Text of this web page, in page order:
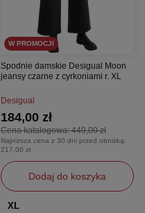
W PROMOCJI
Spodnie damskie Desigual Moon
jeansy czarne z cyrkoniami r. XL
Desigual
Cena katalogowa:449,00 zł
184,00 zł
Najniższa cena z 30 dni przed obniżką:
217,00 zł
Dodaj do koszyka
XL